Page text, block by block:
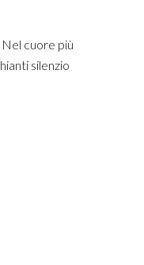
cuore più
silenzio